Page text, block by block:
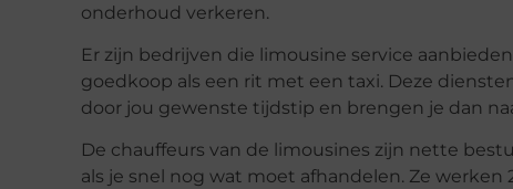
onderhoud verkeren.
Er zijn bedrijven die limousine service
goedkoop als een rit met een taxi. Deze
door jou gewenste tijdstip en brengen je dan
De chauffeurs van de limousines zijn nette
als je snel nog wat moet afhandelen. Ze